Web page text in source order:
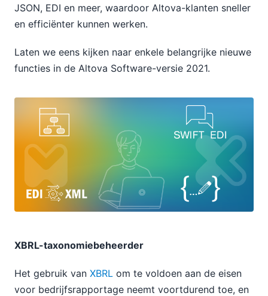
JSON, EDI en meer, waardoor Altova-klanten sneller
en efficiënter kunnen werken.
Laten we eens kijken naar enkele belangrijke nieuwe
functies in de Altova Software-versie 2021.
XBRL-taxonomiebeheerder
Het gebruik van XBRL om te voldoen aan de eisen
voor bedrijfsrapportage neemt voortdurend toe, en